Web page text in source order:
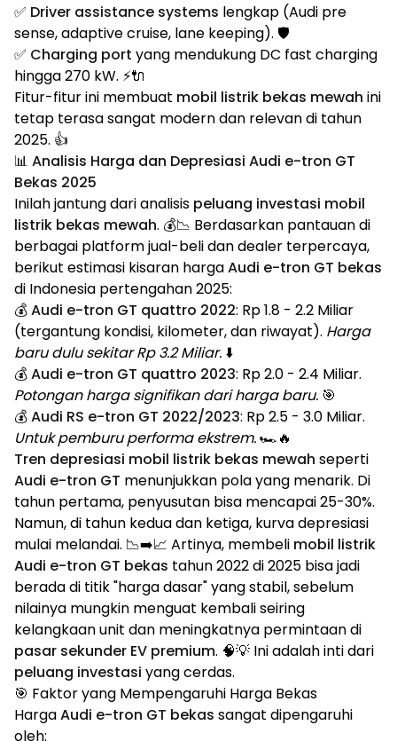
✅ Driver assistance systems lengkap (Audi pre
sense, adaptive cruise, lane keeping). 🛡️
✅ Charging port yang mendukung DC fast charging
hingga 270 kW. ⚡🔌
Fitur-fitur ini membuat mobil listrik bekas mewah ini
tetap terasa sangat modern dan relevan di tahun
2025. 👍
📊 Analisis Harga dan Depresiasi Audi e-tron GT
Bekas 2025
Inilah jantung dari analisis peluang investasi mobil
listrik bekas mewah. 💰📉 Berdasarkan pantauan di
berbagai platform jual-beli dan dealer terpercaya,
berikut estimasi kisaran hargaAudi e-tron GT bekas
di Indonesia pertengahan 2025:
💰Audi e-tron GT quattro 2022: Rp 1.8 - 2.2 Miliar
(tergantung kondisi, kilometer, dan riwayat). Harga
baru dulu sekitar Rp 3.2 Miliar. ⬇️
💰Audi e-tron GT quattro 2023: Rp 2.0 - 2.4 Miliar.
Potongan harga signifikan dari harga baru. 🎯
💰Audi RS e-tron GT 2022/2023: Rp 2.5 - 3.0 Miliar.
Untuk pemburu performa ekstrem.🏎️🔥
Tren depresiasi mobil listrik bekas mewah seperti
Audi e-tron GT menunjukkan pola yang menarik. Di
tahun pertama, penyusutan bisa mencapai 25-30%.
Namun, di tahun kedua dan ketiga, kurva depresiasi
mulai melandai. 📉➡️📈 Artinya, membeli mobil listrik
Audi e-tron GT bekas tahun 2022 di 2025 bisa jadi
berada di titik "harga dasar" yang stabil, sebelum
nilainya mungkin menguat kembali seiring
kelangkaan unit dan meningkatnya permintaan di
pasar sekunder EV premium. 🧠💡 Ini adalah inti dari
peluang investasi yang cerdas.
🎯 Faktor yang Mempengaruhi Harga Bekas
HargaAudi e-tron GT bekas sangat dipengaruhi
oleh: